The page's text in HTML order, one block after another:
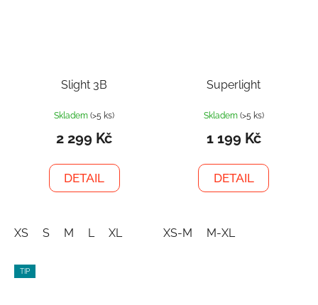
Slight 3B
Skladem(>5 ks)
2 299 Kč
DETAIL
XS S M L XL
Superlight
Skladem (>5 ks)
1 199 Kč
DETAIL
XS-M M-XL
TIP